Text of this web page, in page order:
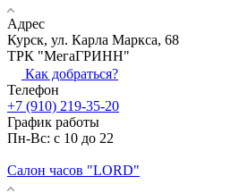
Адрес
Курск, ул. Карла Маркса, 68
ТРК "МегаГРИНН"
Как добраться?
Телефон
+7 (910) 219-35-20
График работы
Пн-Вс: с 10 до 22
Салон часов "LORD"